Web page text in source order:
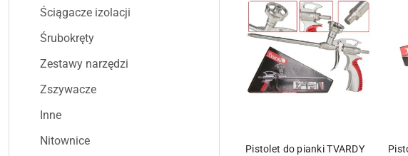
Ściągacze izolacji
Śrubokręty
Zestawy narzędzi
Zszywacze
Inne
Nitownice
Pistolet do pianki TVARDY
DODAJ DO KOSZYKA